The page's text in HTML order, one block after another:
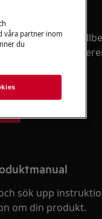
och
och få dem
sök upp
om din produkt.
våra partner inom
du